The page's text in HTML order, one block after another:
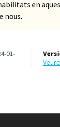
en
nous.
01-